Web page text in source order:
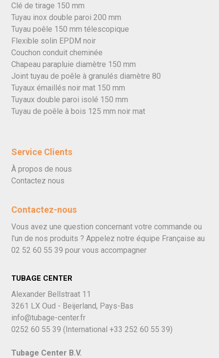
Clé de tirage 150 mm
Tuyau inox double paroi 200 mm
Tuyau poêle 150 mm télescopique
Flexible solin EPDM noir
Couchon conduit cheminée
Chapeau parapluie diamètre 150 mm
Joint tuyau de poêle à granulés diamètre 80
Tuyaux émaillés noir mat 150 mm
Tuyaux double paroi isolé 150 mm
Tuyau de poêle à bois 125 mm noir mat
Service Clients
À propos de nous
Contactez nous
Contactez-nous
Vous avez une question concernant votre commande ou
l'un de nos produits ? Appelez notre équipe Française au
02 52 60 55 39 pour vous accompagner
TUBAGE CENTER
Alexander Bellstraat 11
3261 LX Oud - Beijerland, Pays-Bas
info@tubage-center.fr
0252 60 55 39 (International +33 252 60 55 39)
Tubage Center B.V.